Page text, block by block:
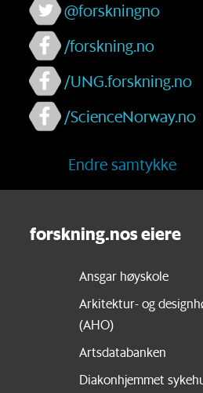
@forskningno
/forskning.no
/UNG.forskning.no
/ScienceNorway.no
Endre samtykke
forskning.nos eiere
Ansgar høyskole
Arkitektur- og
(AHO)
Artsdatabanken
Diakonhjemmet